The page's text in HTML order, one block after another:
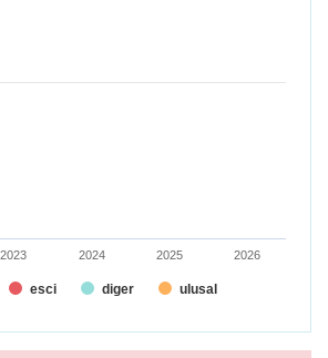
esci diger ulusal
2023 2024 2025 2026